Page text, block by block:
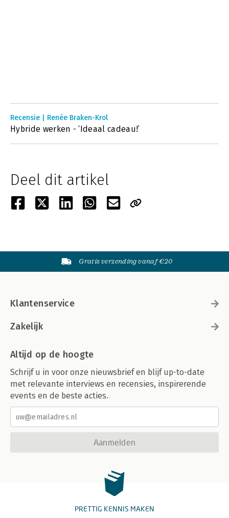
Recensie | Renée Braken-Krol
Hybride werken - ‘Ideaal cadeau!’
Deel dit artikel
Gratis verzending vanaf €20
Klantenservice
Zakelijk
Altijd op de hoogte
Schrijf u in voor onze nieuwsbrief en blijf up-to-date
met relevante interviews en recensies, inspirerende
events en de beste acties.
Aanmelden
PRETTIG KENNIS MAKEN